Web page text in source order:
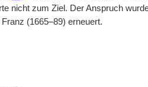
nicht zum Ziel. Der Anspruch
(1665–89) erneuert.